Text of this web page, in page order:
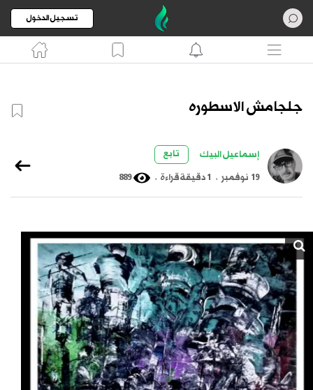
تسجيل الدخول
جلجامش الاسطوره
إسماعيل البيك
تابع
19 نوفمبر
. 1 دقيقة قراءة .
889